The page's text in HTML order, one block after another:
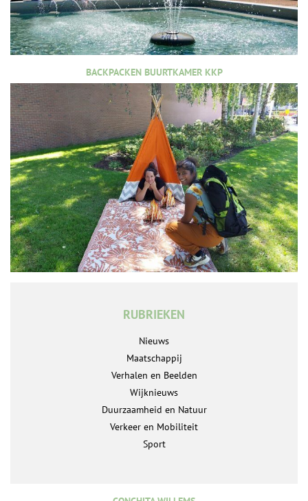
BACKPACKEN BUURTKAMER KKP
RUBRIEKEN
Nieuws
Maatschappij
Verhalen en Beelden
Wijknieuws
Duurzaamheid en Natuur
Verkeer en Mobiliteit
Sport